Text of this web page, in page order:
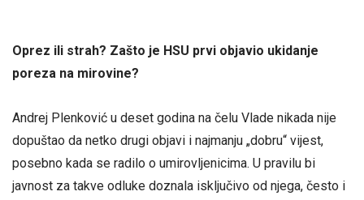
Oprez ili strah? Zašto je HSU prvi objavio ukidanje
poreza na mirovine?
Andrej Plenković u deset godina na čelu Vlade nikada nije
dopuštao da netko drugi objavi i najmanju „dobru“ vijest,
posebno kada se radilo o umirovljenicima. U pravilu bi
javnost za takve odluke doznala isključivo od njega, često i